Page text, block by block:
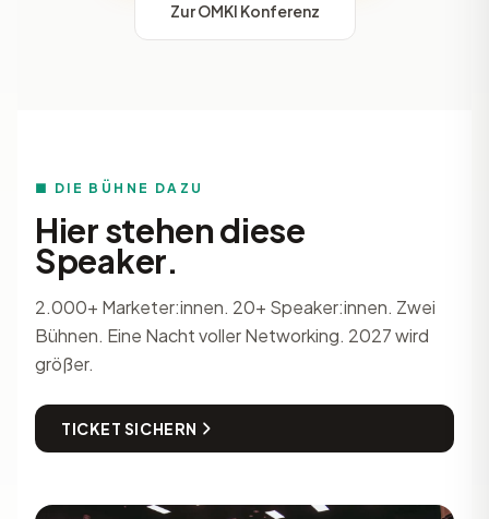
Zur OMKI Konferenz
■ DIE BÜHNE DAZU
Hier stehen diese
Speaker.
2.000+ Marketer:innen. 20+ Speaker:innen. Zwei
Bühnen. Eine Nacht voller Networking. 2027 wird
größer.
TICKET SICHERN